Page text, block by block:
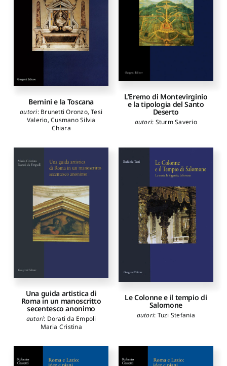
Bernini e la Toscana
autori: Brunetti Oronzo,Tesi
Valerio,Cusmano Silvia
Chiara
L’Eremo di Montevirginio
e la tipologia del Santo
Deserto
autori: Sturm Saverio
Una guida artistica di
Roma in un manoscritto
secentesco anonimo
autori: Dorati da Empoli
Maria Cristina
Le Colonne e il tempio di
Salomone
autori: Tuzi Stefania